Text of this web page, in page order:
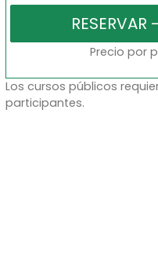
Precio por
Los cursos públicos
participantes.